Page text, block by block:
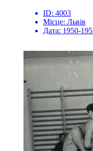
ID: 4003
Місце: Львів
Дата: 1950-